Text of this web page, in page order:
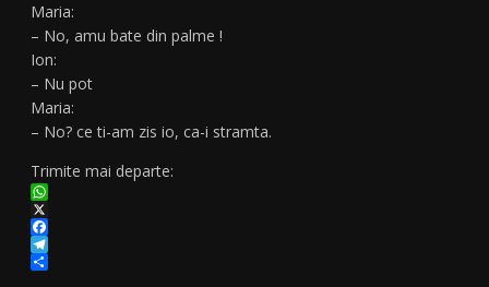
Maria:
– No, amu bate din palme !
Ion:
– Nu pot
Maria:
– No? ce ti-am zis io, ca-i stramta.
Trimite mai departe:
WhatsApp
X
Facebook
Telegram